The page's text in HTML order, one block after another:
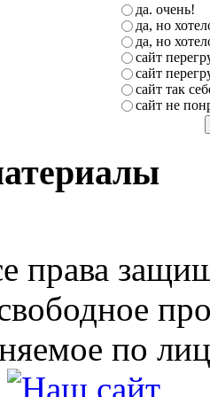
да. очень!
да, но
да, но
сайт
сайт
сайт так
сайт не
права
по